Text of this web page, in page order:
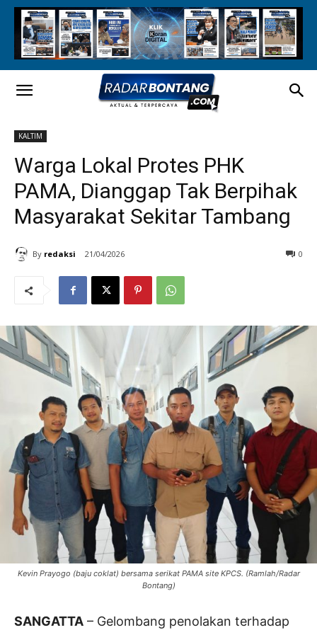
KALTIM
Warga Lokal Protes PHK
PAMA, Dianggap Tak Berpihak
Masyarakat Sekitar Tambang
By redaksi 21/04/2026 0
Kevin Prayogo (baju coklat) bersama serikat PAMA site KPCS. (Ramlah/Radar
Bontang)
SANGATTA – Gelombang penolakan terhadap